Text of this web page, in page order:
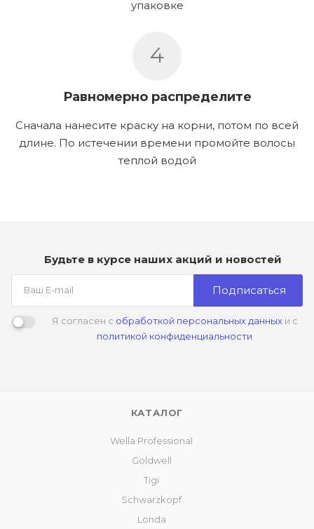
упаковке
4
Равномерно распределите
Сначала нанесите краску на корни, потом по всей
длине. По истечении времени промойте волосы
теплой водой
Будьте в курсе наших акций и новостей
Подписаться
Я согласен с обработкой персональных данныхи с
политикой конфиденциальности
КАТАЛОГ
Wella Professional
Goldwell
Tigi
Schwarzkopf
Londa